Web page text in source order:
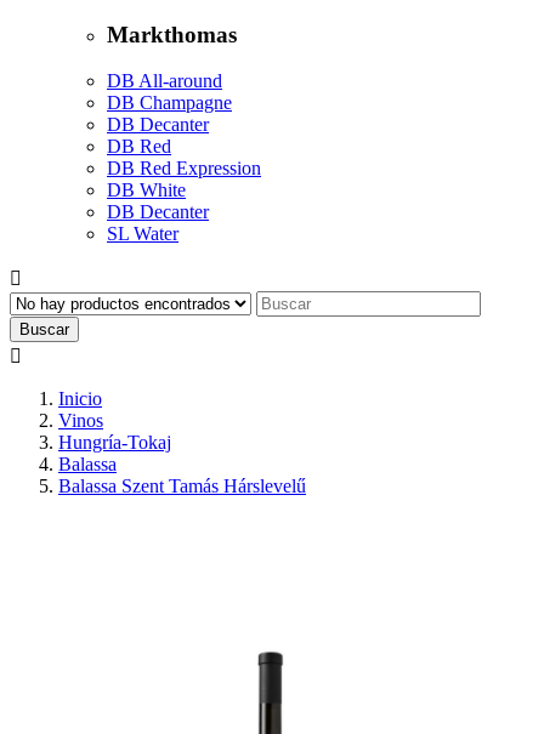
Markthomas
DB All-around
DB Champagne
DB Decanter
DB Red
DB Red Expression
DB White
DB Decanter
SL Water

Buscar

Inicio
Vinos
Hungría-Tokaj
Balassa
Balassa Szent Tamás Hárslevelű